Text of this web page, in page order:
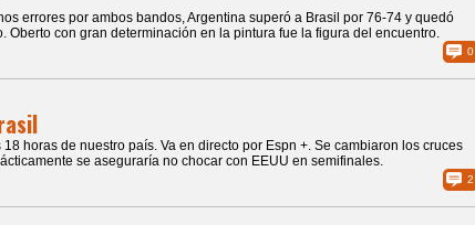
errores por ambos bandos, Argentina superó a Brasil por 76-74 y quedó
Oberto con gran determinación en la pintura fue la figura del encuentro.
0
18 horas de nuestro país. Va en directo por Espn +. Se cambiaron los cruces
se aseguraría no chocar con EEUU en semifinales.
2